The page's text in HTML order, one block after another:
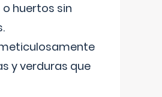
huertos sin
y verduras que